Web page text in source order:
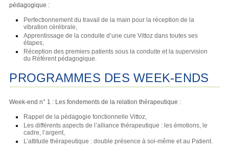
pédagogique :
Perfectionnement du travail de la main pour la réception de la
vibration cérébrale,
Apprentissage de la conduite d’une cure Vittoz dans toutes ses
étapes,
Réception des premiers patients sous la conduite et la supervision
du Référent pédagogique.
PROGRAMMES DES WEEK-ENDS
Week-end n° 1 : Les fondements de la relation thérapeutique :
Rappel de la pédagogie fonctionnelle Vittoz,
Les différents aspects de l’alliance thérapeutique : les émotions, le
cadre, l’argent,
L’attitude thérapeutique : double présence à soi-même et au Patient.